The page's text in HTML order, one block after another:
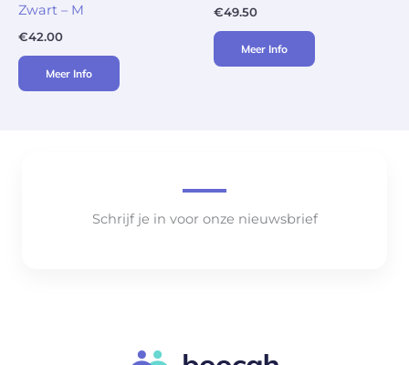
Zwart – M
€42.00
Meer Info
€49.50
Meer Info
Schrijf je in voor onze nieuwsbrief